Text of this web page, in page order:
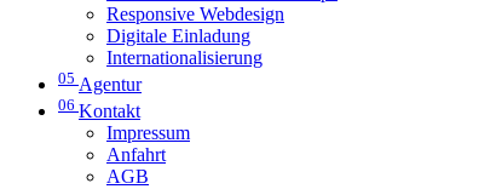
Responsive Webdesign
Digitale Einladung
Internationalisierung
05 Agentur
06 Kontakt
Impressum
Anfahrt
AGB